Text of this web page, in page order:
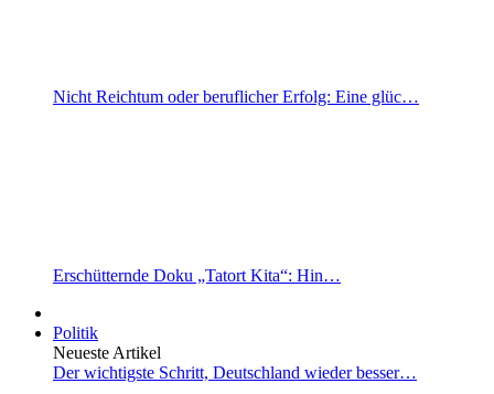
Nicht Reichtum oder beruflicher Erfolg: Eine glüc…
Erschütternde Doku „Tatort Kita“: Hin…
Politik
Neueste Artikel
Der wichtigste Schritt, Deutschland wieder besser…